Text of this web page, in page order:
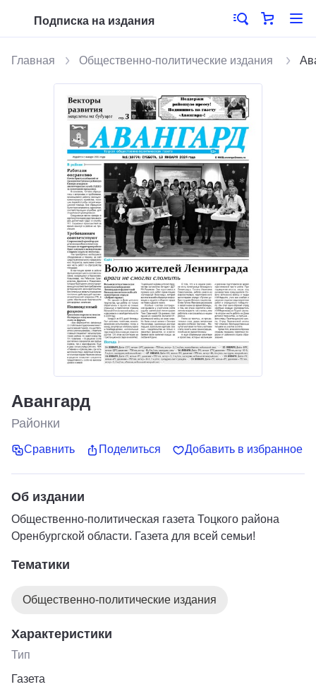
Подписка на издания
Главная Общественно-политические издания
Авангард
Районки
Сравнить Поделиться Добавить в избранное
Об издании
Общественно-политическая газета Тоцкого района
Оренбургской области. Газета для всей семьи!
Тематики
Общественно-политические издания
Характеристики
Тип
Газета